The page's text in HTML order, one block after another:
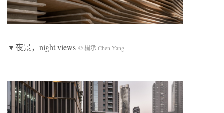
▼夜景，night views © 楊承 Chen Yang